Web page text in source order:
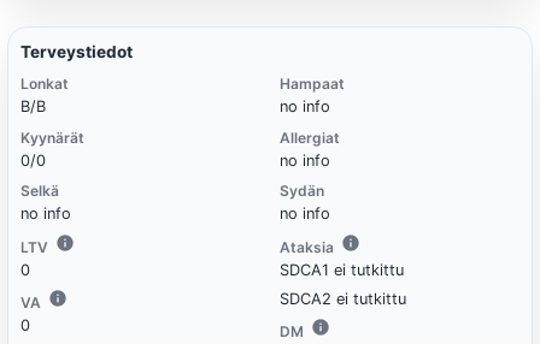
Terveystiedot
Lonkat
B/B
Kyynärät
0/0
Selkä
no info
LTV
0
VA
0
Hampaat
no info
Allergiat
no info
Sydän
no info
Ataksia
SDCA1 ei tutkittu
SDCA2 ei tutkittu
DM